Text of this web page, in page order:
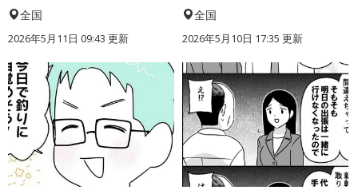
全国
2026年5月11日 09:43 更新
全国
2026年5月10日 17:35 更新